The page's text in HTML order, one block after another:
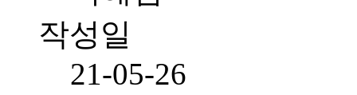
작성일
21-05-26